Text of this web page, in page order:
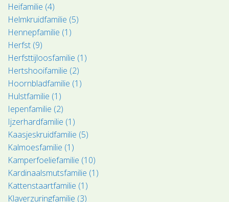
Heifamilie (4)
Helmkruidfamilie (5)
Hennepfamilie (1)
Herfst (9)
Herfsttijloosfamilie (1)
Hertshooifamilie (2)
Hoornbladfamilie (1)
Hulstfamilie (1)
Iepenfamilie (2)
Ijzerhardfamilie (1)
Kaasjeskruidfamilie (5)
Kalmoesfamilie (1)
Kamperfoeliefamilie (10)
Kardinaalsmutsfamilie (1)
Kattenstaartfamilie (1)
Klaverzuringfamilie (3)